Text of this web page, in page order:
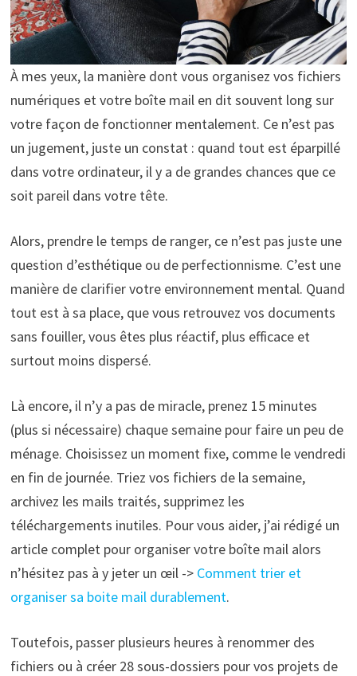
À mes yeux, la manière dont vous organisez vos fichiers
numériques et votre boîte mail en dit souvent long sur
votre façon de fonctionner mentalement. Ce n’est pas
un jugement, juste un constat : quand tout est éparpillé
dans votre ordinateur, il y a de grandes chances que ce
soit pareil dans votre tête.
Alors, prendre le temps de ranger, ce n’est pas juste une
question d’esthétique ou de perfectionnisme. C’est une
manière de clarifier votre environnement mental. Quand
tout est à sa place, que vous retrouvez vos documents
sans fouiller, vous êtes plus réactif, plus efficace et
surtout moins dispersé.
Là encore, il n’y a pas de miracle, prenez 15 minutes
(plus si nécessaire) chaque semaine pour faire un peu de
ménage. Choisissez un moment fixe, comme le vendredi
en fin de journée. Triez vos fichiers de la semaine,
archivez les mails traités, supprimez les
téléchargements inutiles. Pour vous aider, j’ai rédigé un
article complet pour organiser votre boîte mail alors
n’hésitez pas à y jeter un œil -> Comment trier et
organiser sa boite mail durablement.
Toutefois, passer plusieurs heures à renommer des
fichiers ou à créer 28 sous-dossiers pour vos projets de